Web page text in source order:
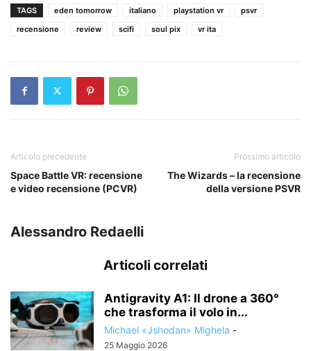
TAGS eden tomorrow italiano playstation vr
psvr
recensione
review scifi soul pix vr ita
Articolo precedente
Space Battle VR: recensione
e video recensione (PCVR)
Prossimo articolo
The Wizards – la recensione
della versione PSVR
Alessandro Redaelli
Articoli correlati
Antigravity A1: Il drone a 360°
che trasforma il volo in...
Michael «Jshodan» Mighela -
25 Maggio 2026